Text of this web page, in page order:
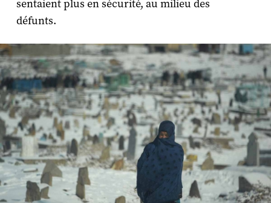
sentaient plus en sécurité, au milieu des
défunts.